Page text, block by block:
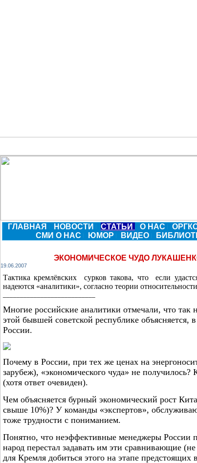
ГЛАВНАЯ НОВОСТИ СТАТЬИ О НАС
СМИ О НАС
ЮМОР ВИДЕО
ЭКОНОМИЧЕСКОЕ ЧУДО
19.06.2007
Тактика кремлёвских сурков такова, что если
надеются «аналитики», согласно теории
Многие российские аналитики отмечали, что так
этой бывшей советской республике
России.
Почему в России, при тех же ценах на
зарубеж), «экономического чуда» не
(хотя ответ очевиден).
Чем объясняется бурный экономический рост
свыше 10%)? У команды «экспертов»,
тоже трудности с пониманием.
Понятно, что неэффективные менеджеры России
народ перестал задавать им эти сравнивающие
для Кремля добиться этого на этапе предстоящих